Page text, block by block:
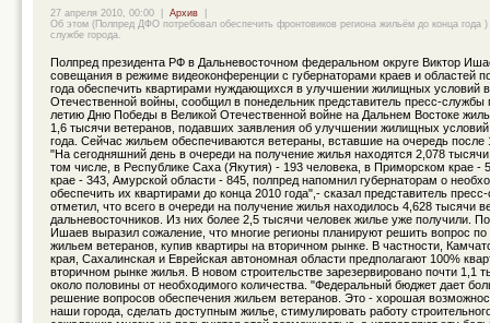
27 апреля 2010, 00:00 Архив
Об этом (Полпред ДФО потребовал обеспечить фронтовиков региона жильём до конца года
службе города.
Полпред президента РФ в Дальневосточном федеральном округе Виктор
совещания в режиме видеоконференции с губернаторами краев и областей
года обеспечить квартирами нуждающихся в улучшении жилищных условий
Отечественной войны, сообщил в понедельник представитель пресс-службы
летию Дню Победы в Великой Отечественной войне на Дальнем Востоке
1,6 тысячи ветеранов, подавших заявления об улучшении жилищных
года. Сейчас жильем обеспечиваются ветераны, вставшие на очередь после
"На сегодняшний день в очереди на получение жилья находятся 2,078
том числе, в Республике Саха (Якутия) - 193 человека, в Приморском крае -
крае - 343, Амурской области - 845, полпред напомнил губернаторам о
обеспечить их квартирами до конца 2010 года",- сказал представитель
отметил, что всего в очереди на получение жилья находилось 4,628 тысячи
дальневосточников. Из них более 2,5 тысячи человек жилье уже получили.
Ишаев выразил сожаление, что многие регионы планируют решить вопрос
жильем ветеранов, купив квартиры на вторичном рынке. В частности,
края, Сахалинская и Еврейская автономная области предполагают 100%
вторичном рынке жилья. В новом строительстве зарезервировано почти 1,1
около половины от необходимого количества. "Федеральный бюджет дает
решение вопросов обеспечения жильем ветеранов. Это - хорошая
наши города, сделать доступным жилье, стимулировать работу